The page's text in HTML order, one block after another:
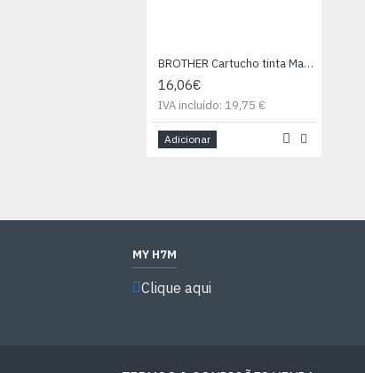
BROTHER Cartucho tinta Magenta. DCP-J552dw MFC-J470dw, 300 pag.
16,06€
IVA incluído: 19,75 €
Adicionar
MY H7M
Clique aqui